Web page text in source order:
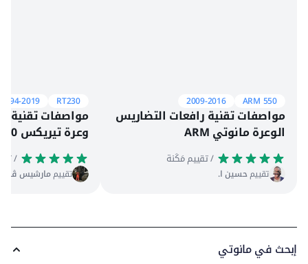
ARM 550
2009-2016
مواصفات تقنية رافعات التضاريس
الوعرة مانوتي ARM
تقييمحسين ا.
RT230
1994-2019
مواصفات تقنية
وعرة تيريكس RT230
تقييممارشيس ڤ.
إبحث في مانوتي